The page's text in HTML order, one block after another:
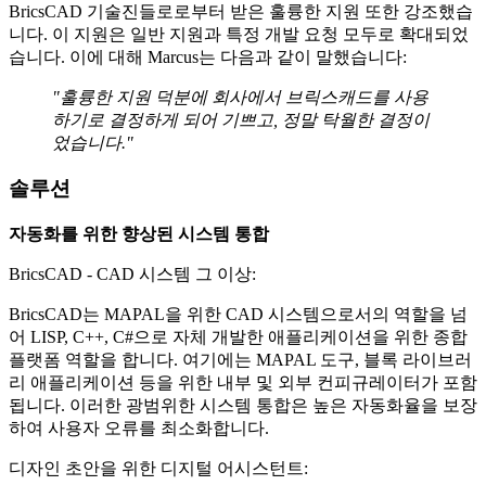
BricsCAD 기술진들로로부터 받은 훌륭한 지원 또한 강조했습
니다. 이 지원은 일반 지원과 특정 개발 요청 모두로 확대되었
습니다. 이에 대해 Marcus는 다음과 같이 말했습니다:
"훌륭한 지원 덕분에 회사에서 브릭스캐드를 사용
하기로 결정하게 되어 기쁘고, 정말 탁월한 결정이
었습니다."
솔루션
자동화를 위한 향상된 시스템 통합
BricsCAD - CAD 시스템 그 이상:
BricsCAD는 MAPAL을 위한 CAD 시스템으로서의 역할을 넘
어 LISP, C++, C#으로 자체 개발한 애플리케이션을 위한 종합
플랫폼 역할을 합니다. 여기에는 MAPAL 도구, 블록 라이브러
리 애플리케이션 등을 위한 내부 및 외부 컨피규레이터가 포함
됩니다. 이러한 광범위한 시스템 통합은 높은 자동화율을 보장
하여 사용자 오류를 최소화합니다.
디자인 초안을 위한 디지털 어시스턴트: